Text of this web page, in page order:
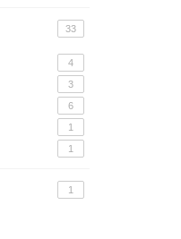
33
4
3
6
1
1
1